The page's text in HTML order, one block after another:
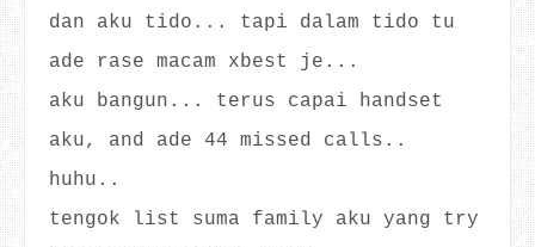
dan aku tido... tapi dalam tido tu
ade rase macam xbest je...
aku bangun... terus capai handset
aku, and ade 44 missed calls..
huhu..
tengok list suma family aku yang try